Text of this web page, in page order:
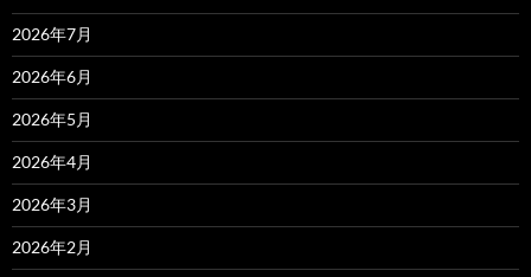
2026年7月
2026年6月
2026年5月
2026年4月
2026年3月
2026年2月